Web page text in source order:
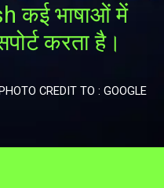
कई भाषाओं में
करता है।
CREDIT TO : GOOGLE